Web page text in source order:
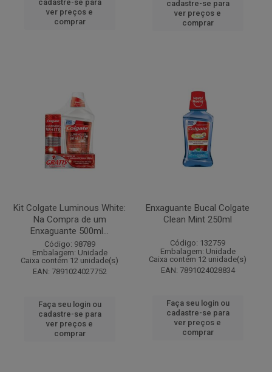
cadastre-se para
ver preços e
comprar
cadastre-se para
ver preços e
comprar
Kit Colgate Luminous White:
Na Compra de um
Enxaguante 500ml...
Código: 98789
Embalagem: Unidade
Caixa contém 12 unidade(s)
EAN: 7891024027752
Faça seu login ou
cadastre-se para
ver preços e
comprar
Enxaguante Bucal Colgate
Clean Mint 250ml
Código: 132759
Embalagem: Unidade
Caixa contém 12 unidade(s)
EAN: 7891024028834
Faça seu login ou
cadastre-se para
ver preços e
comprar